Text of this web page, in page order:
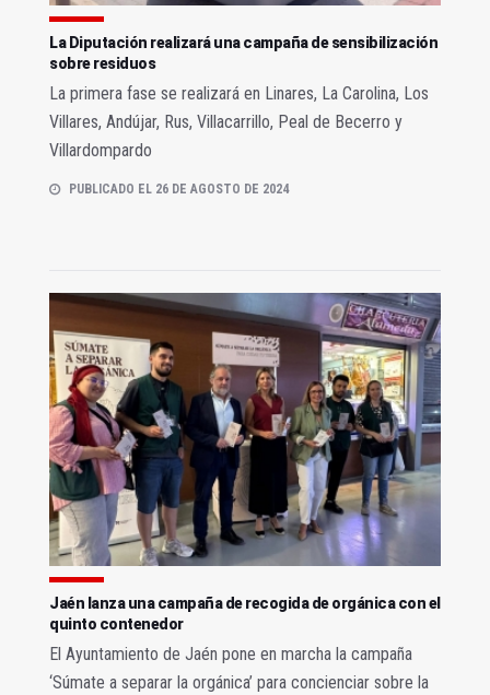
La Diputación realizará una campaña de sensibilización
sobre residuos
La primera fase se realizará en Linares, La Carolina, Los
Villares, Andújar, Rus, Villacarrillo, Peal de Becerro y
Villardompardo
PUBLICADO EL 26 DE AGOSTO DE 2024
Jaén lanza una campaña de recogida de orgánica con el
quinto contenedor
El Ayuntamiento de Jaén pone en marcha la campaña
‘Súmate a separar la orgánica’ para concienciar sobre la